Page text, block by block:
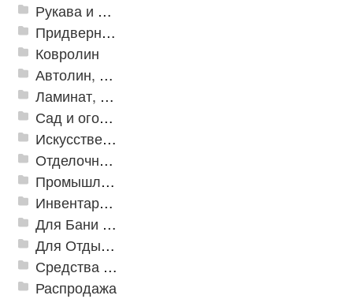
Рукава и шланги промышленные
Придверные решетки
Ковролин
Автолин, Транслин, Линолеум
Ламинат, Кварцвиниловая плитка SPC
Сад и огород
Искусственная трава
Отделочные профили
Промышленный текстиль
Инвентарь для клининга
Для Бани и Сауны
Для Отдыха и Пикника
Средства от насекомых и садовых вредителей
Распродажа